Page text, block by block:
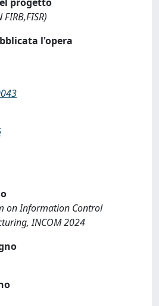
l'opera
on Information Control
INCOM 2024